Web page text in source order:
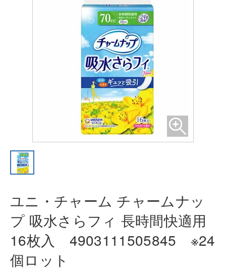
ユニ・チャーム チャームナッ
プ 吸水さらフィ 長時間快適用
16枚入 4903111505845 ※24
個ロット